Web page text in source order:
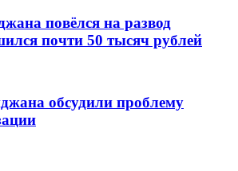
повёлся на развод
почти 50 тысяч рублей
обсудили проблему